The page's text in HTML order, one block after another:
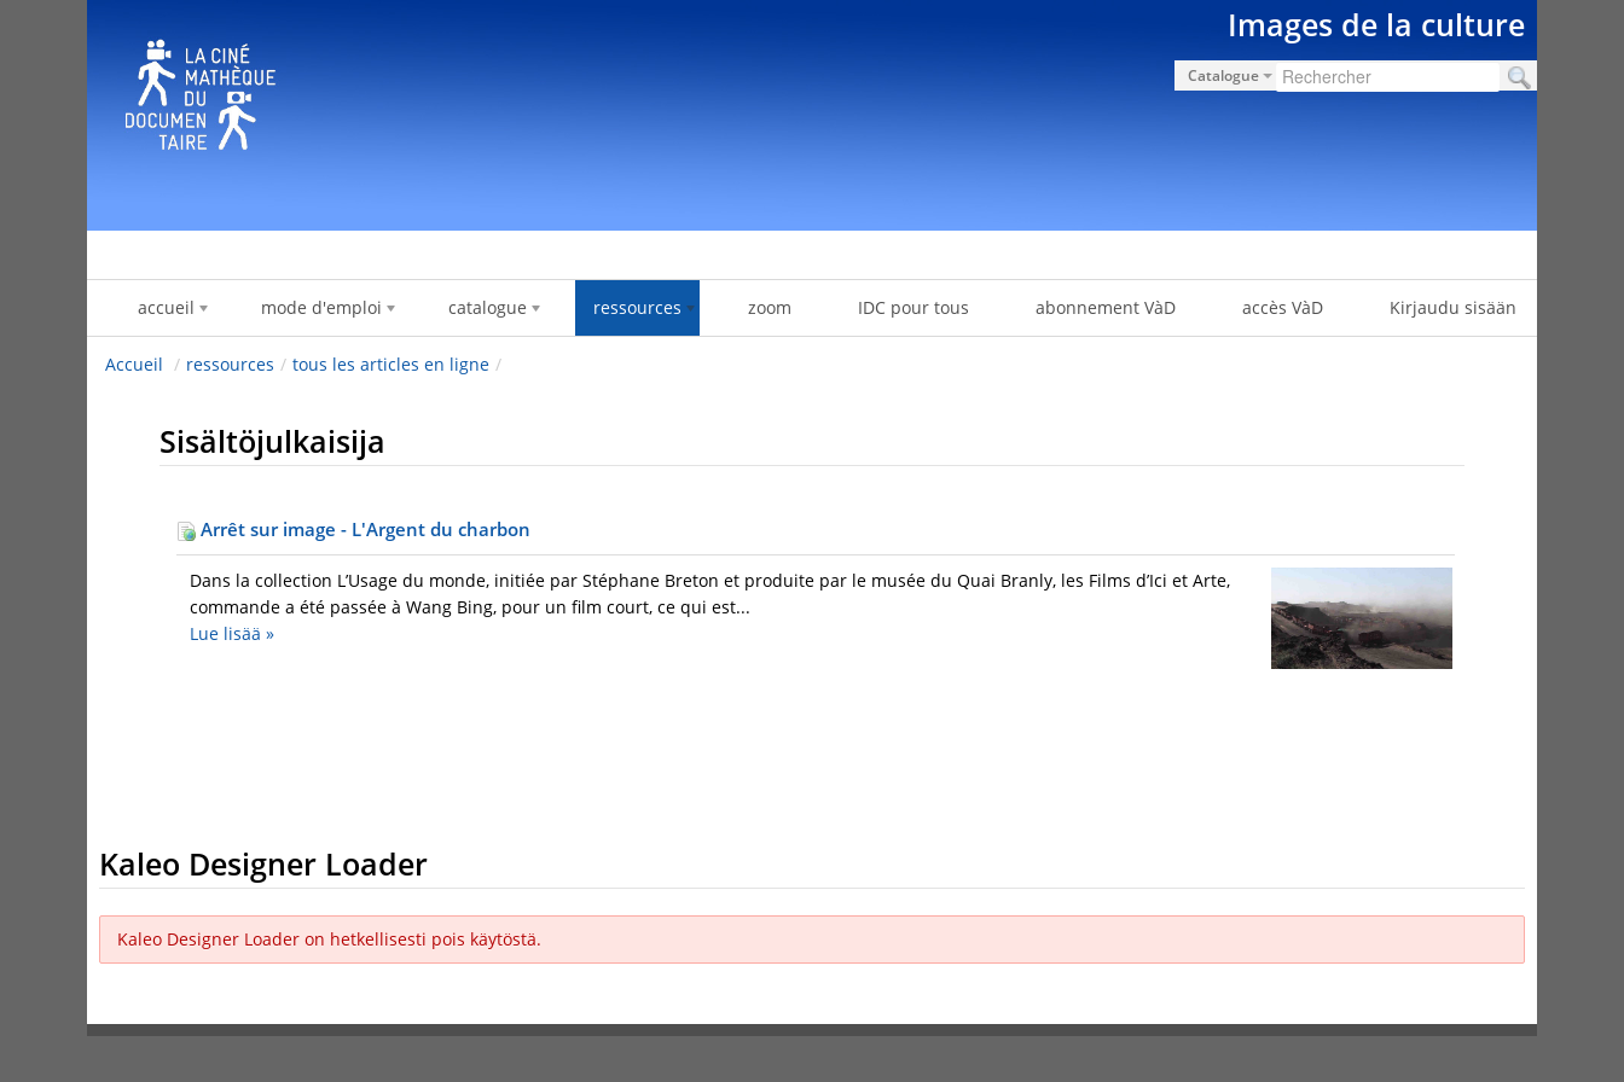
Images de la culture
Catalogue
accueil mode d'emploi catalogue ressources zoom IDC pour tous abonnement VàD accès VàD Kirjaudu sisään
Accueil / ressources / tous les articles en ligne /
Sisältöjulkaisija
Arrêt sur image - L'Argent du charbon
Dans la collection L’Usage du monde, initiée par Stéphane Breton et produite par le musée du Quai Branly, les Films d’Ici et Arte,
commande a été passée à Wang Bing, pour un film court, ce qui est...
Lue lisää »
Kaleo Designer Loader
Kaleo Designer Loader on hetkellisesti pois käytöstä.